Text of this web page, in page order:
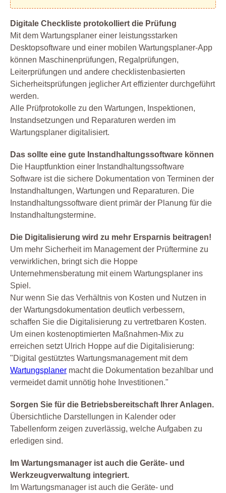
Digitale Checkliste protokolliert die Prüfung
Mit dem Wartungsplaner einer leistungsstarken
Desktopsoftware und einer mobilen Wartungsplaner-App
können Maschinenprüfungen, Regalprüfungen,
Leiterprüfungen und andere checklistenbasierten
Sicherheitsprüfungen jeglicher Art effizienter durchgeführt
werden.
Alle Prüfprotokolle zu den Wartungen, Inspektionen,
Instandsetzungen und Reparaturen werden im
Wartungsplaner digitalisiert.
Das sollte eine gute Instandhaltungssoftware können
Die Hauptfunktion einer Instandhaltungssoftware
Software ist die sichere Dokumentation von Terminen der
Instandhaltungen, Wartungen und Reparaturen. Die
Instandhaltungssoftware dient primär der Planung für die
Instandhaltungstermine.
Die Digitalisierung wird zu mehr Ersparnis beitragen!
Um mehr Sicherheit im Management der Prüftermine zu
verwirklichen, bringt sich die Hoppe
Unternehmensberatung mit einem Wartungsplaner ins
Spiel.
Nur wenn Sie das Verhältnis von Kosten und Nutzen in
der Wartungsdokumentation deutlich verbessern,
schaffen Sie die Digitalisierung zu vertretbaren Kosten.
Um einen kostenoptimierten Maßnahmen-Mix zu
erreichen setzt Ulrich Hoppe auf die Digitalisierung:
"Digital gestütztes Wartungsmanagement mit dem
Wartungsplaner macht die Dokumentation bezahlbar und
vermeidet damit unnötig hohe Investitionen."
Sorgen Sie für die Betriebsbereitschaft Ihrer Anlagen.
Übersichtliche Darstellungen in Kalender oder
Tabellenform zeigen zuverlässig, welche Aufgaben zu
erledigen sind.
Im Wartungsmanager ist auch die Geräte- und
Werkzeugverwaltung integriert.
Im Wartungsmanager ist auch die Geräte- und